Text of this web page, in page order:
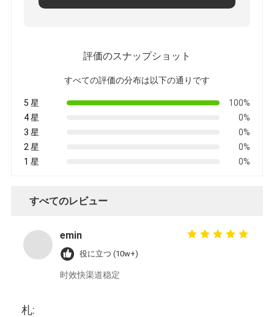
評価のスナップショット
すべての評価の分布は以下の通りです
5 星
100%
4 星
0%
3 星
0%
2 星
0%
1 星
0%
すべてのレビュー
emin
役に立つ (10w+)
时效快渠道稳定
札: